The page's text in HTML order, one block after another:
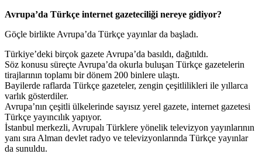
Avrupa’da Türkçe internet gazeteciliği nereye gidiyor?
Göçle birlikte Avrupa’da Türkçe yayınlar da başladı.
Türkiye’deki birçok gazete Avrupa’da basıldı, dağıtıldı.
Söz konusu süreçte Avrupa’da okurla buluşan Türkçe gazetelerin
tirajlarının toplamı bir dönem 200 binlere ulaştı.
Bayilerde raflarda Türkçe gazeteler, zengin çeşitlilikleri ile yıllarca
varlık gösterdiler.
Avrupa’nın çeşitli ülkelerinde sayısız yerel gazete, internet gazetesi
Türkçe yayıncılık yapıyor.
İstanbul merkezli, Avrupalı Türklere yönelik televizyon yayınlarının
yanı sıra Alman devlet radyo ve televizyonlarında Türkçe yayınlar
da sunuldu.